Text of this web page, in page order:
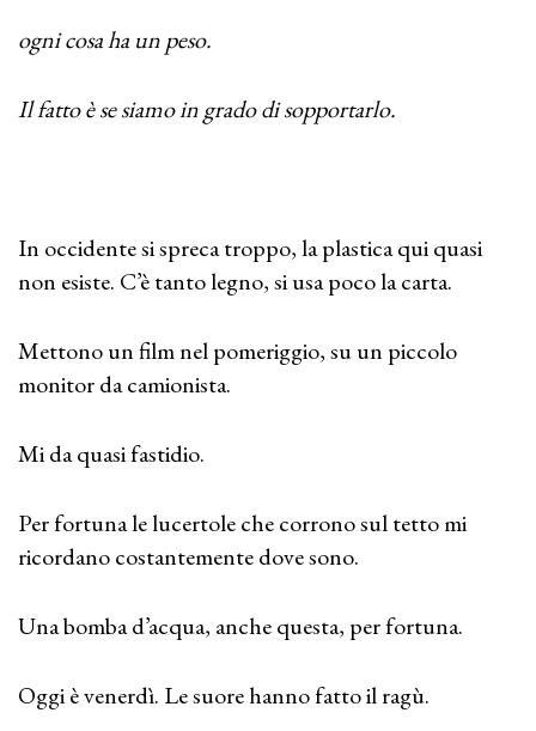
ogni cosa ha un peso.
Il fatto è se siamo in grado di sopportarlo.
In occidente si spreca troppo, la plastica qui quasi
non esiste. C’è tanto legno, si usa poco la carta.
Mettono un film nel pomeriggio, su un piccolo
monitor da camionista.
Mi da quasi fastidio.
Per fortuna le lucertole che corrono sul tetto mi
ricordano costantemente dove sono.
Una bomba d’acqua, anche questa, per fortuna.
Oggi è venerdì. Le suore hanno fatto il ragù.